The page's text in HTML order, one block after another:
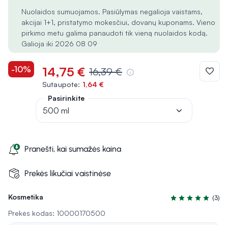
Kosmetika
Įvertinimas 5.0
(3)
Prekės kodas: 10000170500
Nuolaidos sumuojamos. Pasiūlymas negalioja vaistams,
akcijai 1+1, pristatymo mokesčiui, dovanų kuponams. Vieno
pirkimo metu galima panaudoti tik vieną nuolaidos kodą.
Galioja iki 2026 08 09
-10% 14,75 € 16,39 €
Sutaupote: 1,64 €
Pranešti, kai sumažės kaina
Prekės likučiai vaistinėse
Pasirinkite
500 ml